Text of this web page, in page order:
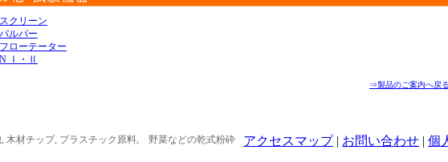
クリーン
ルパー
ローテーター
Ⅰ・Ⅱ
⇒製品のご案内へ戻る
木材チップ, プラスチック原料, 野菜などの乾式粉砕 アクセスマップ| お問い合わせ | 個